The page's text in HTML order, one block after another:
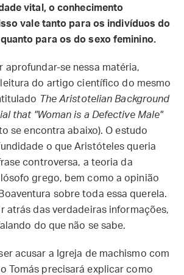
vital, o conhecimento
vale tanto para os indivíduos do
para os do sexo feminino.
aprofundar-se nessa matéria,
do artigo científico do mesmo
The Aristotelian Background
that "Woman is a Defective Male"
se encontra abaixo). O estudo
o que Aristóteles queria
controversa, a teoria da
grego, bem como a opinião
sobre toda essa querela.
atrás das verdadeiras informações,
do que não se sabe.
acusar a Igreja de machismo com
Tomás precisará explicar como